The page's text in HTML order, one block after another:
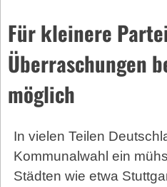
Für kleinere
Überraschungen
möglich
In vielen Teilen
Kommunalwahl ein
Städten wie etwa